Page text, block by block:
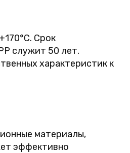
Срок
служит 50 лет.
характеристик к
материалы,
эффективно